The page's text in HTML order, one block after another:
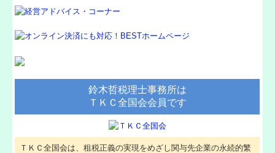
補助金・助成金・融資情報
関与先向け融資商品ご紹介
お知らせ
鈴木哲税理士事務所は
ＴＫＣ全国会会員です
ＴＫＣ全国会は、租税正義の実現をめざし関与先企業の永続的繁